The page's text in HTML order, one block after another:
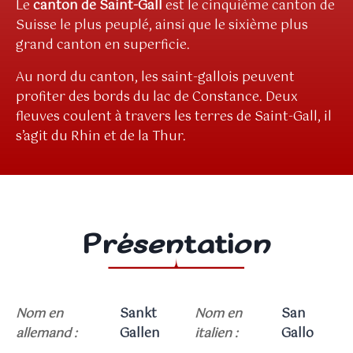
Lecanton de Saint-Gallest le cinquième canton de
Suisse le plus peuplé, ainsi que le sixième plus
grand canton en superficie.
Au nord du canton, les saint-gallois peuvent
profiter des bords du lac de Constance. Deux
fleuves coulent à travers les terres de Saint-Gall, il
s’agit du Rhin et de la Thur.
Présentation
Nom en
allemand :
Sankt
Gallen
Nom en
italien :
San
Gallo